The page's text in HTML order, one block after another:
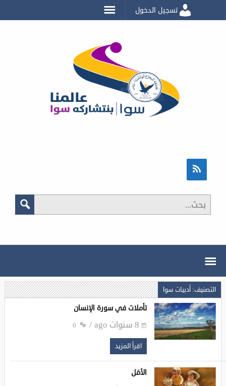
تسجيل الدخول
التصنيف: أدبيات سوا
تأملات في سورة الإنسان
8 سنوات ago 0
اقرأ المزيد
الأمَل